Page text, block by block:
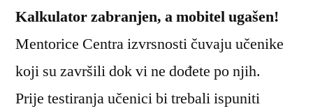
Kalkulator zabranjen, a mobitel ugašen!
Mentorice Centra izvrsnosti čuvaju učenike
koji su završili dok vi ne dođete po njih.
Prije testiranja učenici bi trebali ispuniti